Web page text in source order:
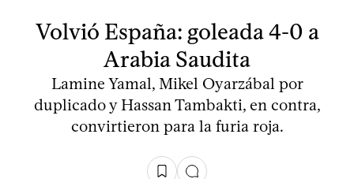
Volvió España: goleada 4-0 a
Arabia Saudita
Lamine Yamal, Mikel Oyarzábal por
duplicado y Hassan Tambakti, en contra,
convirtieron para la furia roja.